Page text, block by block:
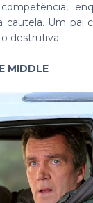
Um pai
destrutiva.
MIDDLE